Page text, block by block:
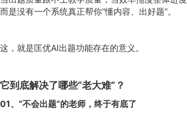
而是没有一个系统真正帮你“懂内容、出好题”。
这，就是匡优AI出题功能存在的意义。
它到底解决了哪些“老大难”？
01、 “不会出题”的老师，终于有底了